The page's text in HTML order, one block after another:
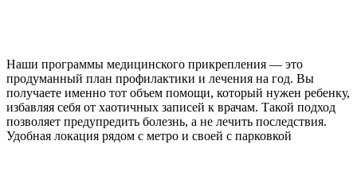
Наши программы медицинского прикрепления — это
продуманный план профилактики и лечения на год. Вы
получаете именно тот объем помощи, который нужен ребенку,
избавляя себя от хаотичных записей к врачам. Такой подход
позволяет предупредить болезнь, а не лечить последствия.
Удобная локация рядом с метро и своей с парковкой